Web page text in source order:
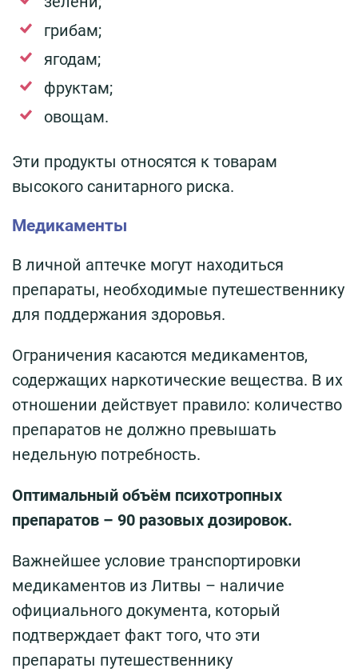
грибам;
ягодам;
фруктам;
овощам.
Эти продукты относятся к товарам
высокого санитарного риска.
Медикаменты
В личной аптечке могут находиться
препараты, необходимые путешественнику
для поддержания здоровья.
Ограничения касаются медикаментов,
содержащих наркотические вещества. В их
отношении действует правило: количество
препаратов не должно превышать
недельную потребность.
Оптимальный объём психотропных
препаратов – 90 разовых дозировок.
Важнейшее условие транспортировки
медикаментов из Литвы – наличие
официального документа, который
подтверждает факт того, что эти
препараты путешественнику